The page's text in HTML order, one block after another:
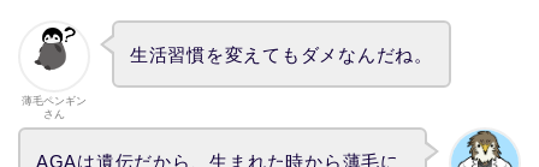
薄毛ペンギン
さん
生活習慣を変えてもダメなんだね。
AGAは遺伝だから、生まれた時から薄毛に